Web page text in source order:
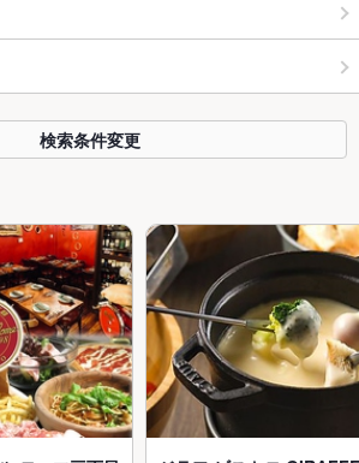
検索条件変更